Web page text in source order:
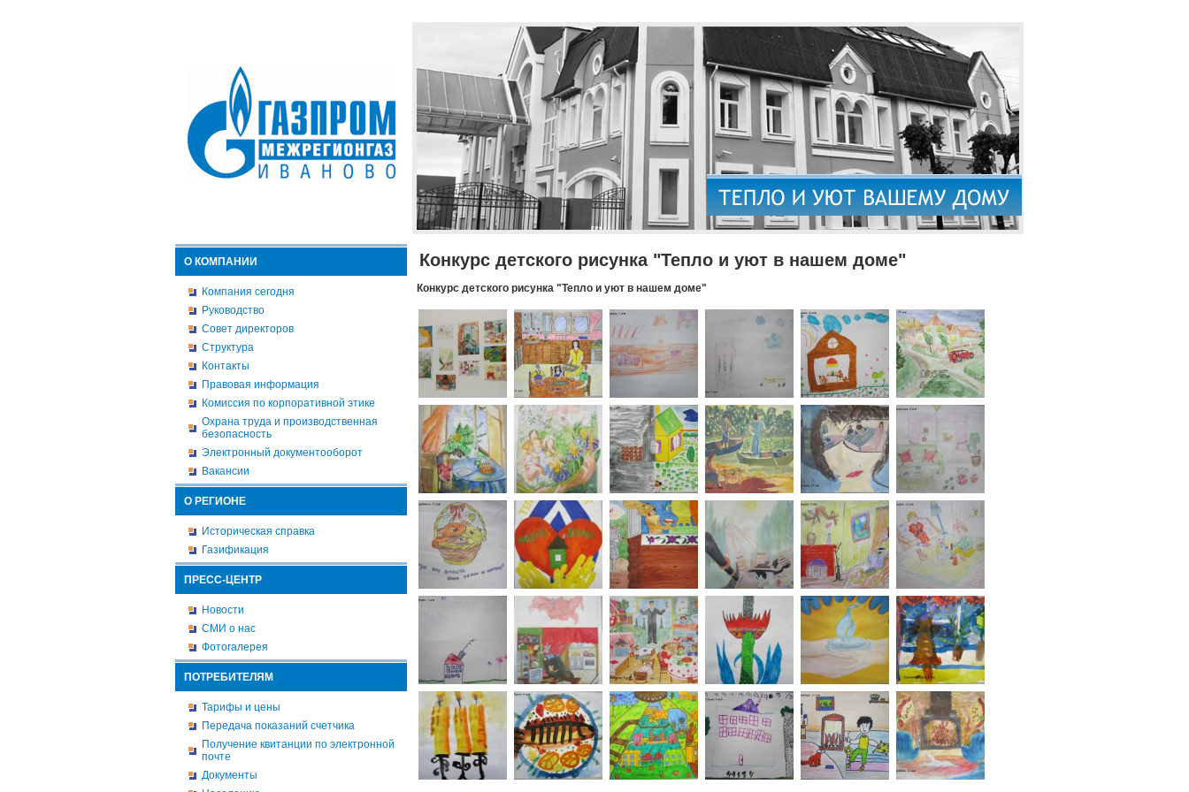
О КОМПАНИИ
Компания сегодня
Руководство
Совет директоров
Структура
Контакты
Правовая информация
Комиссия по корпоративной этике
Охрана труда и производственная
безопасность
Электронный документооборот
Вакансии
О РЕГИОНЕ
Историческая справка
Газификация
ПРЕСС-ЦЕНТР
Новости
СМИ о нас
Фотогалерея
ПОТРЕБИТЕЛЯМ
Тарифы и цены
Передача показаний счетчика
Получение квитанции по электронной
почте
Документы
Конкурс детского рисунка "Тепло и уют в нашем доме"
Конкурс детского рисунка "Тепло и уют в нашем доме"